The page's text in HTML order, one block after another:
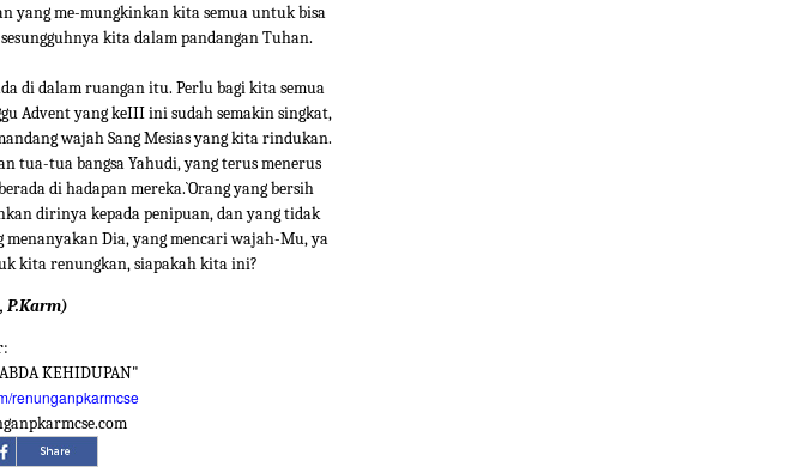
yang me-mungkinkan kita semua untuk bisa
kita dalam pandangan Tuhan.
di dalam ruangan itu. Perlu bagi kita semua
Advent yang keIII ini sudah semakin singkat,
wajah Sang Mesias yang kita rindukan.
tua-tua bangsa Yahudi, yang terus menerus
di hadapan mereka.`Orang yang bersih
dirinya kepada penipuan, dan yang tidak
Dia, yang mencari wajah-Mu, ya
kita renungkan, siapakah kita ini?
P.Karm)
KEHIDUPAN"
renunganpkarmcse